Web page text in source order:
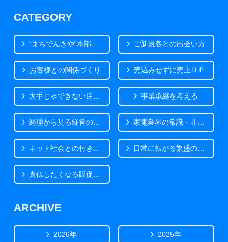
CATEGORY
“まちでんきや”本部から ご新規客との出会い方
お客様との関係づくり 売込みせずに売上ＵＰ
大手じゃできない店づくり 事業承継を考える
経理から見る経営の気づき 家電業界の常識・非常識
ネット社会との付き合い方 日常に転がる繁盛のヒント
真似したくなる販促事例
ARCHIVE
2026年 2025年